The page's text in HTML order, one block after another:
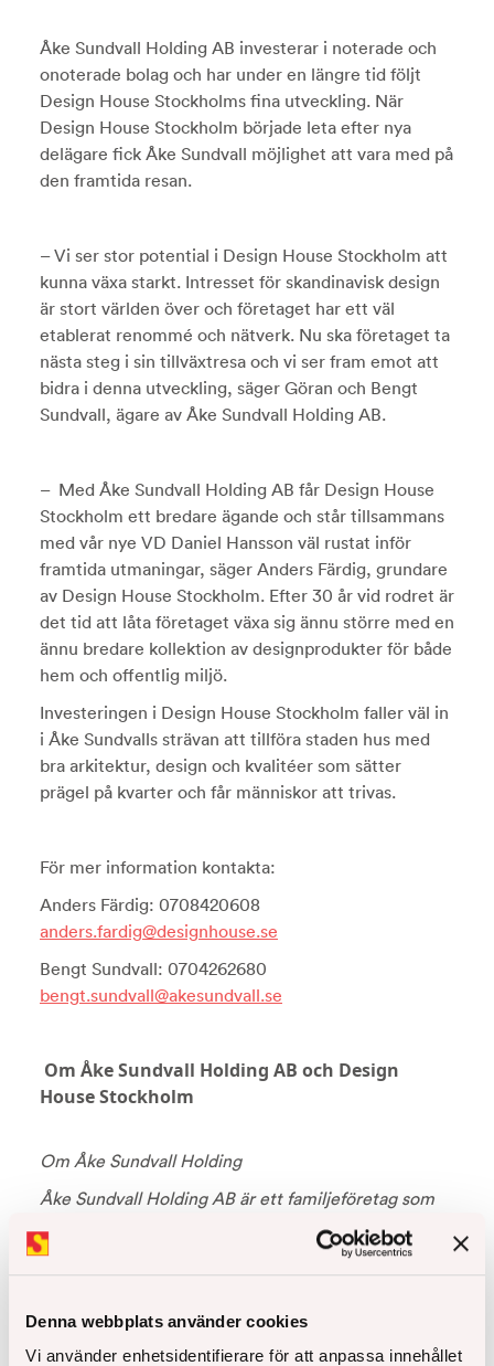
Denna webbplats använder cookies
Vi använder enhetsidentifierare för att anpassa innehållet
Åke Sundvall Holding AB investerar i noterade och
onoterade bolag och har under en längre tid följt
Design House Stockholms fina utveckling. När
Design House Stockholm började leta efter nya
delägare fick Åke Sundvall möjlighet att vara med på
den framtida resan.
– Vi ser stor potential i Design House Stockholm att
kunna växa starkt. Intresset för skandinavisk design
är stort världen över och företaget har ett väl
etablerat renommé och nätverk. Nu ska företaget ta
nästa steg i sin tillväxtresa och vi ser fram emot att
bidra i denna utveckling, säger Göran och Bengt
Sundvall, ägare av Åke Sundvall Holding AB.
– Med Åke Sundvall Holding AB får Design House
Stockholm ett bredare ägande och står tillsammans
med vår nye VD Daniel Hansson väl rustat inför
framtida utmaningar, säger Anders Färdig, grundare
av Design House Stockholm. Efter 30 år vid rodret är
det tid att låta företaget växa sig ännu större med en
ännu bredare kollektion av designprodukter för både
hem och offentlig miljö.
Investeringen i Design House Stockholm faller väl in
i Åke Sundvalls strävan att tillföra staden hus med
bra arkitektur, design och kvalitéer som sätter
prägel på kvarter och får människor att trivas.
För mer information kontakta:
Anders Färdig: 0708420608
anders.fardig@designhouse.se
Bengt Sundvall: 0704262680
bengt.sundvall@akesundvall.se
Om Åke Sundvall Holding AB och Design
House Stockholm
Om Åke Sundvall Holding
Åke Sundvall Holding AB är ett familjeföretag som
investerar i noterade och onoterade bolag.
Företaget äger bl.a. Åke Sundvall-koncernen som
utvecklar, bygger och förvaltar fastigheter i
dotterbolag. Läs mer om Åke Sundvall på
www.akesundvall.se